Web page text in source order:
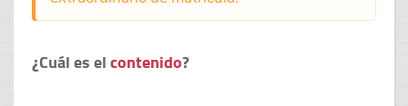
¿Cuál es elcontenido?